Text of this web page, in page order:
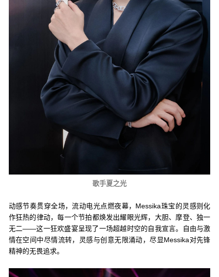
歌手夏之光
动感节奏贯穿全场，流动电光点燃夜幕，Messika珠宝的灵感则化
作狂热的律动，每一个节拍都焕发出耀眼光辉，大胆、摩登、独一
无二——这一狂欢盛宴呈现了一场超越时空的自我宣言。自由与激
情在空间中尽情流转，灵感与创意无限涌动，尽显Messika对先锋
精神的无畏追求。